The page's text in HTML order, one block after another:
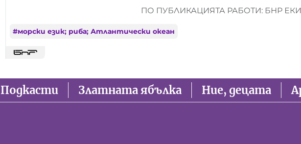
ПО ПУБЛИКАЦИЯТА РАБОТИ: БНР
#морски език; риба; Атлантически океан
Подкасти Златната ябълка Ние, децата